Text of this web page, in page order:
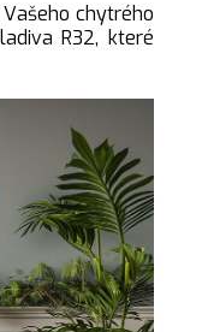
chytrého
R32, které